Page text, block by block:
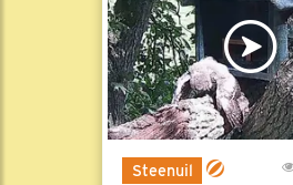
Steenuil